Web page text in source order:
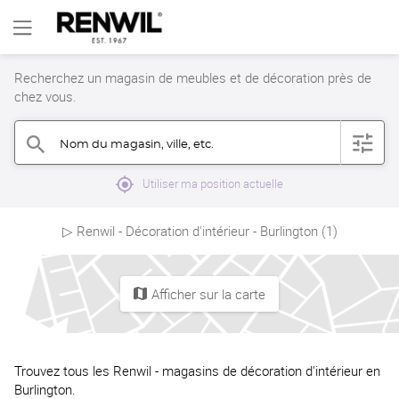
Recherchez un magasin de meubles et de décoration près de
chez vous.
search Nom du magasin, ville, etc. filter
mylocation Utiliser ma position actuelle
▷ Renwil - Décoration d'intérieur - Burlington (1)
map Afficher sur la carte
Trouvez tous les Renwil - magasins de décoration d'intérieur en
Burlington.